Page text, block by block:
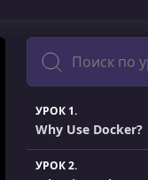
Поиск
УРОК 1.
Why Use Docker?
УРОК 2.